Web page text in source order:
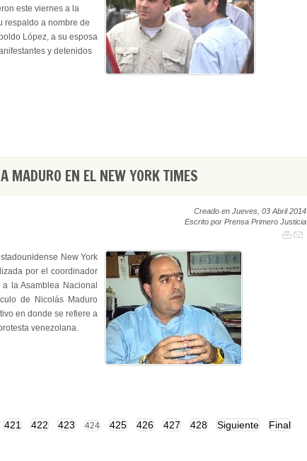
este viernes a la
respaldo a nombre de
López, a su esposa
y detenidos
MADURO EN EL NEW YORK TIMES
Creado en Jueves, 03 Abril 2014
Escrito por Prensa Primero Justicia
New York
por el coordinador
la Asamblea Nacional
de Nicolás Maduro
en donde se refiere a
venezolana.
421 422 423 424 425 426 427 428 Siguiente Final